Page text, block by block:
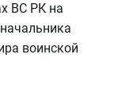
ВС РК на
воинской